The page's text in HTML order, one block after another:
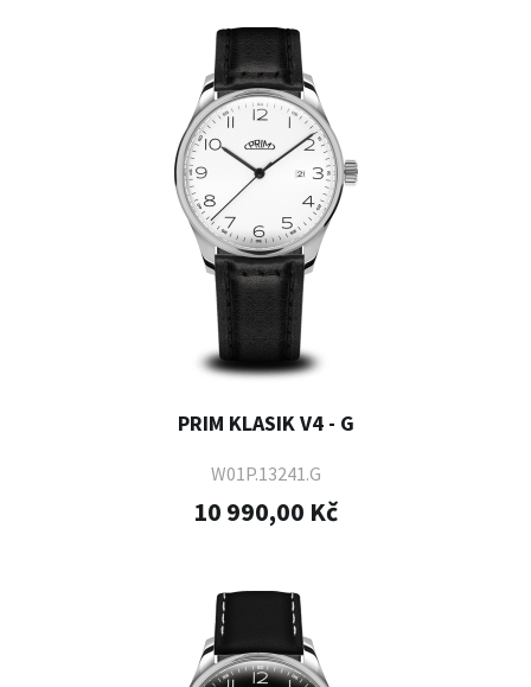
PRIM KLASIK V4 - G
W01P.13241.G
10 990,00 Kč